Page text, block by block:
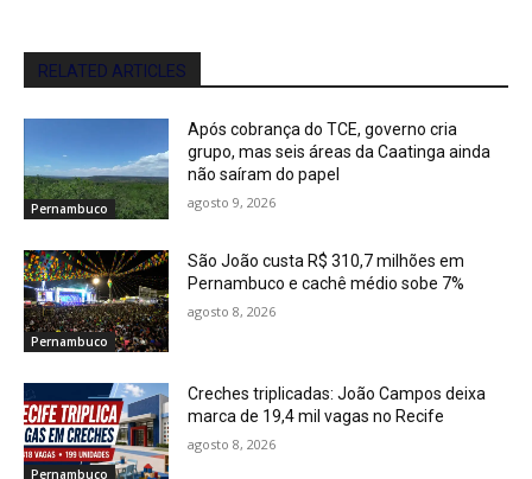
RELATED ARTICLES
Pernambuco
Após cobrança do TCE, governo cria
grupo, mas seis áreas da Caatinga ainda
não saíram do papel
agosto 9, 2026
Pernambuco
São João custa R$ 310,7 milhões em
Pernambuco e cachê médio sobe 7%
agosto 8, 2026
Pernambuco
Creches triplicadas: João Campos deixa
marca de 19,4 mil vagas no Recife
agosto 8, 2026